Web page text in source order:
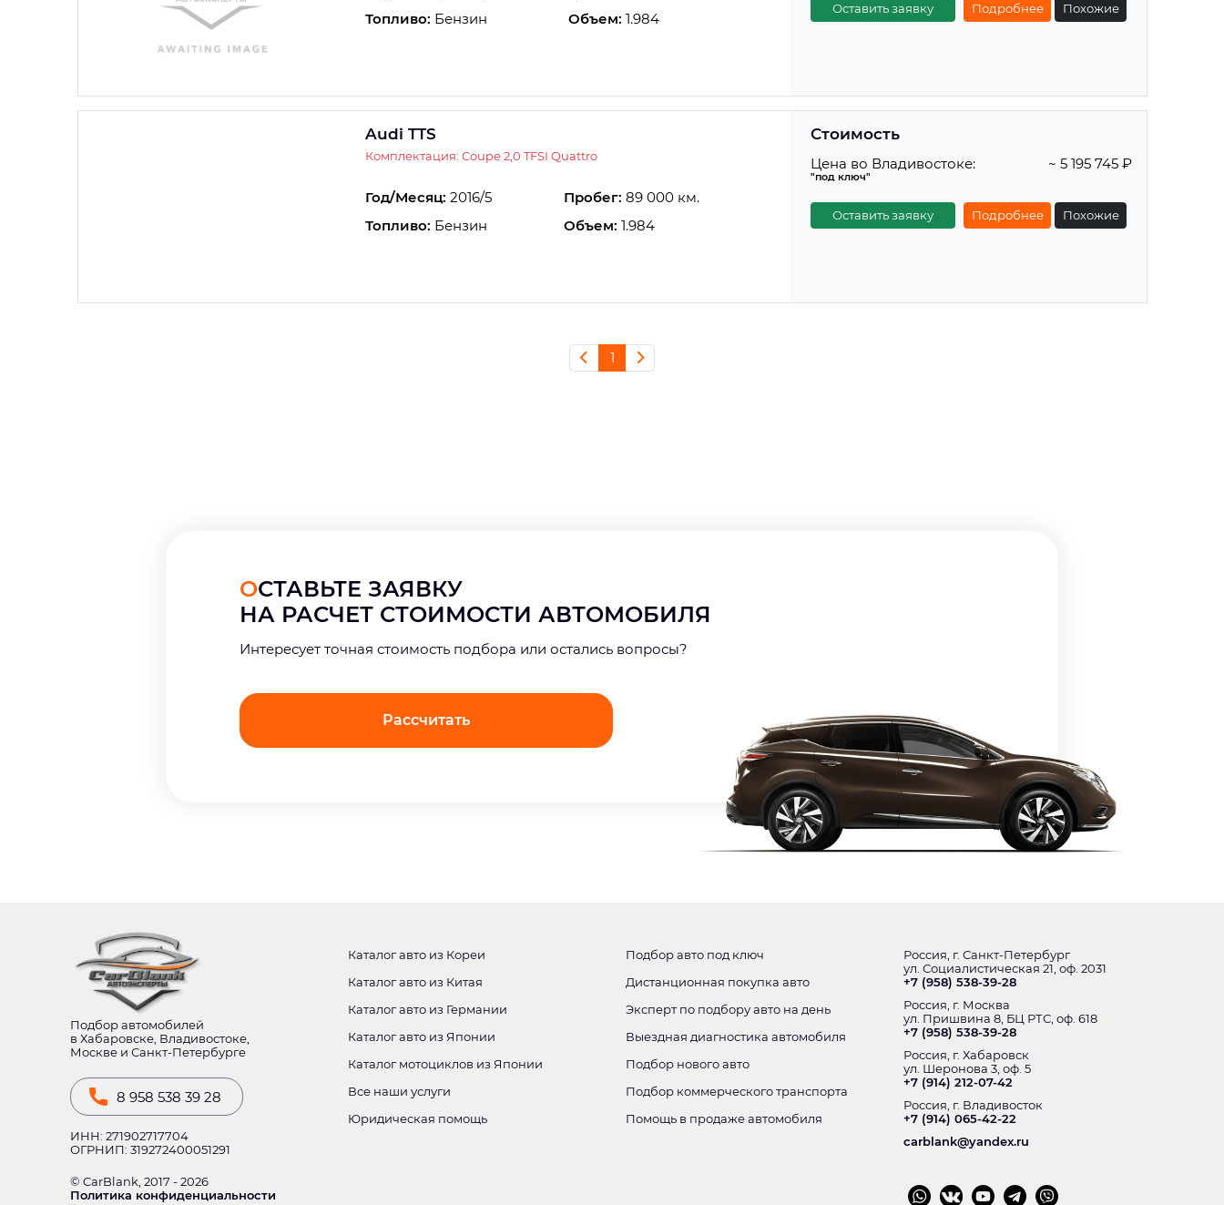
Топливо: Бензин Объем: 1.984
Оставить заявку Подробнее Похожие
Audi TTS
Комплектация: Coupe 2,0 TFSI Quattro
Год/Месяц: 2016/5 Пробег: 89 000 км.
Топливо: Бензин Объем: 1.984
Стоимость
Цена во Владивостоке:
"под ключ"
~ 5 195 745 ₽
Оставить заявку Подробнее Похожие
1
ОСТАВЬТЕ ЗАЯВКУ
НА РАСЧЕТ СТОИМОСТИ АВТОМОБИЛЯ
Интерeсует точная стоимость подбора или остались вопросы?
Рассчитать
Подбор автомобилей
в Хабаровске, Владивостоке,
Москве и Санкт-Петербурге
8 958 538 39 28
ИНН: 271902717704
ОГРНИП: 319272400051291
© CarBlank, 2017 - 2026
Политика конфиденциальности
Каталог авто из Кореи
Каталог авто из Китая
Каталог авто из Германии
Каталог авто из Японии
Каталог мотоциклов из Японии
Все наши услуги
Юридическая помощь
Подбор авто под ключ
Дистанционная покупка авто
Эксперт по подбору авто на день
Выездная диагностика автомобиля
Подбор нового авто
Подбор коммерческого транспорта
Помощь в продаже автомобиля
Россия, г. Санкт-Петербург
ул. Социалистическая 21, оф. 2031
+7 (958) 538-39-28
Россия, г. Москва
ул. Пришвина 8, БЦ РТС, оф. 618
+7 (958) 538-39-28
Россия, г. Хабаровск
ул. Шеронова 3, оф. 5
+7 (914) 212-07-42
Россия, г. Владивосток
+7 (914) 065-42-22
carblank@yandex.ru